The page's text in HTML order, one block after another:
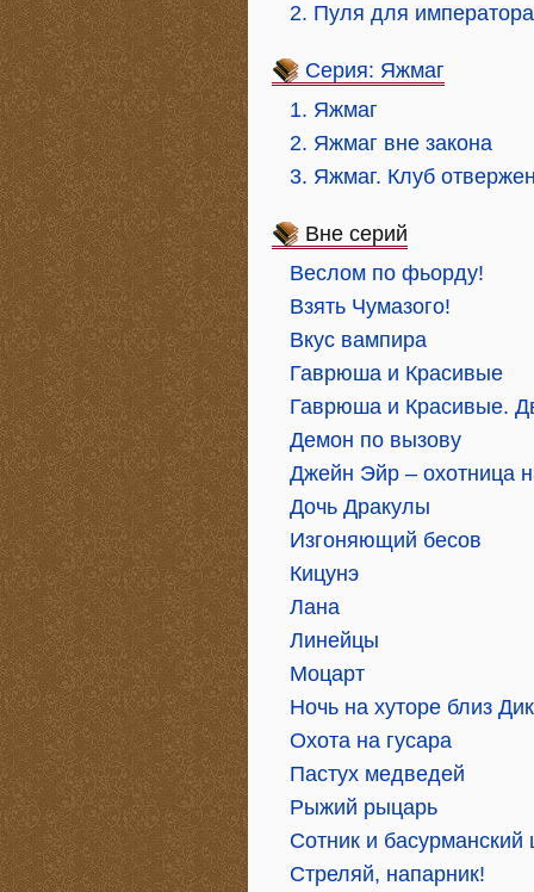
2. Пуля для императора
Серия: Яжмаг
1. Яжмаг
2. Яжмаг вне закона
3. Яжмаг. Клуб
Вне серий
Веслом по фьорду!
Взять Чумазого!
Вкус вампира
Гаврюша и Красивые
Гаврюша и Красивые.
Демон по вызову
Джейн Эйр – охотница
Дочь Дракулы
Изгоняющий бесов
Кицунэ
Лана
Линейцы
Моцарт
Ночь на хуторе близ
Охота на гусара
Пастух медведей
Рыжий рыцарь
Сотник и басурманский
Стреляй, напарник!